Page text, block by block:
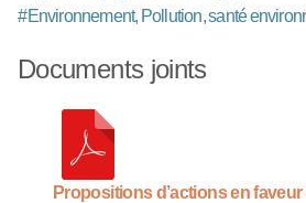
#Environnement, Pollution, santé
Documents joints
Propositions d’actions en